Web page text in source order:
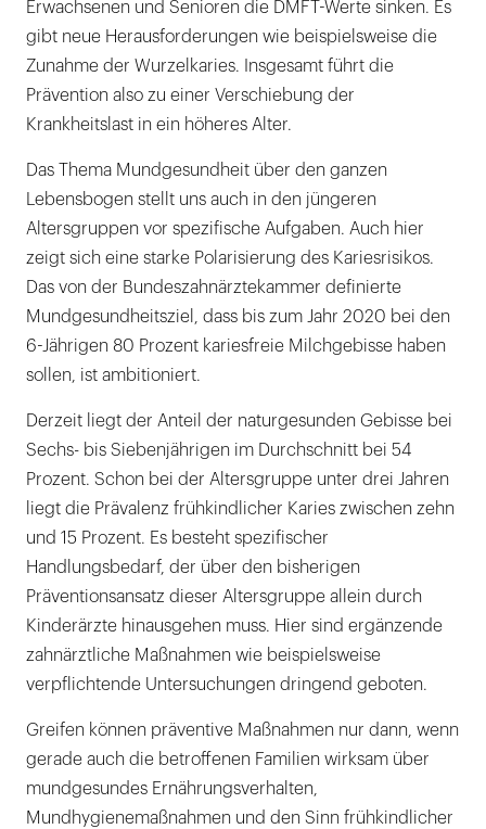
Erwachsenen und Senioren die DMFT-Werte sinken. Es
gibt neue Herausforderungen wie beispielsweise die
Zunahme der Wurzelkaries. Insgesamt führt die
Prävention also zu einer Verschiebung der
Krankheitslast in ein höheres Alter.
Das Thema Mundgesundheit über den ganzen
Lebensbogen stellt uns auch in den jüngeren
Altersgruppen vor spezifische Aufgaben. Auch hier
zeigt sich eine starke Polarisierung des Kariesrisikos.
Das von der Bundeszahnärztekammer definierte
Mundgesundheitsziel, dass bis zum Jahr 2020 bei den
6-Jährigen 80 Prozent kariesfreie Milchgebisse haben
sollen, ist ambitioniert.
Derzeit liegt der Anteil der naturgesunden Gebisse bei
Sechs- bis Siebenjährigen im Durchschnitt bei 54
Prozent. Schon bei der Altersgruppe unter drei Jahren
liegt die Prävalenz frühkindlicher Karies zwischen zehn
und 15 Prozent. Es besteht spezifischer
Handlungsbedarf, der über den bisherigen
Präventionsansatz dieser Altersgruppe allein durch
Kinderärzte hinausgehen muss. Hier sind ergänzende
zahnärztliche Maßnahmen wie beispielsweise
verpflichtende Untersuchungen dringend geboten.
Greifen können präventive Maßnahmen nur dann, wenn
gerade auch die betroffenen Familien wirksam über
mundgesundes Ernährungsverhalten,
Mundhygienemaßnahmen und den Sinn frühkindlicher